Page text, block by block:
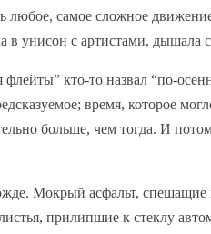
любое, самое сложное
в унисон с артистами,
кто-то назвал “по-
время, которое
больше, чем тогда. И
Мокрый асфальт, спешащие
прилипшие к стеклу